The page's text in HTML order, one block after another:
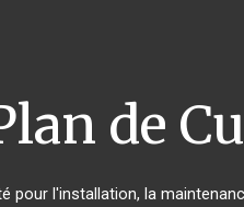
de
pour l'installation, la